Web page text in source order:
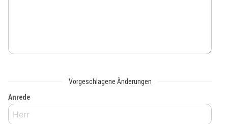
Vorgeschlagene Änderungen
Anrede